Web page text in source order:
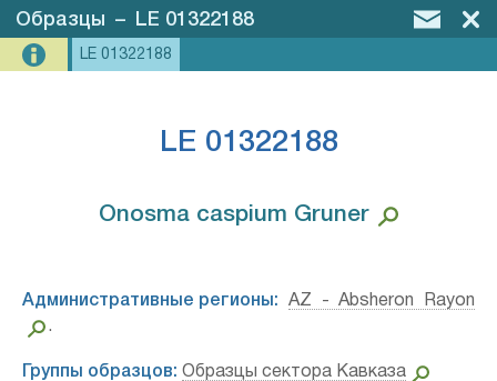
Образцы – LE 01322188
LE 01322188
LE 01322188
Onosma caspium Gruner⁣
Административные регионы:
AZ - Absheron Rayon
.
Группы образцов: Образцы сектора Кавказа